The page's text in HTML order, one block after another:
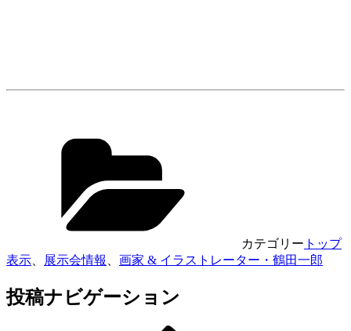
カテゴリー トップ
表示
展示会情報 画家 & イラストレーター・鶴田一郎
投稿ナビゲーション